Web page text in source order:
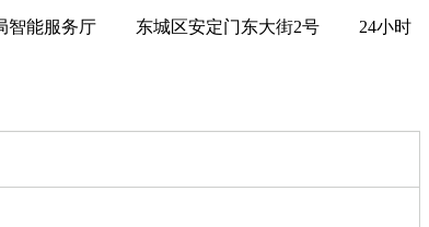
智能服务厅 东城区安定门东大街2号 24小时